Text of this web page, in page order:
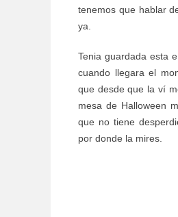
tenemos que hablar
ya.
Tenia guardada esta
cuando llegara el
que desde que la ví
mesa de Halloween
que no tiene
por donde la mires.